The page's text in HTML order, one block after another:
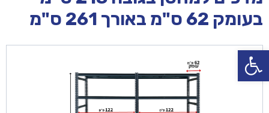
פתח סרגל נגישות
בעומק 62 ס"מ באורך 261 ס"מ